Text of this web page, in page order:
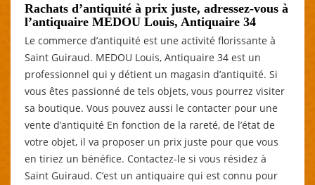
Rachats d’antiquité à prix juste, adressez-vous à
l’antiquaire MEDOU Louis, Antiquaire 34
Le commerce d’antiquité est une activité florissante à
Saint Guiraud. MEDOU Louis, Antiquaire 34 est un
professionnel qui y détient un magasin d’antiquité. Si
vous êtes passionné de tels objets, vous pourrez visiter
sa boutique. Vous pouvez aussi le contacter pour une
vente d’antiquité En fonction de la rareté, de l’état de
votre objet, il va proposer un prix juste pour que vous
en tiriez un bénéfice. Contactez-le si vous résidez à
Saint Guiraud. C’est un antiquaire qui est connu pour